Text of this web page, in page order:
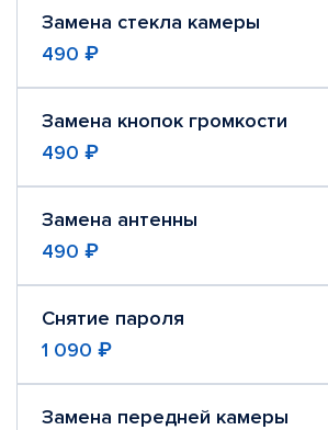
Замена стекла камеры
490 ₽
Замена кнопок громкости
490 ₽
Замена антенны
490 ₽
Снятие пароля
1 090 ₽
Замена передней камеры